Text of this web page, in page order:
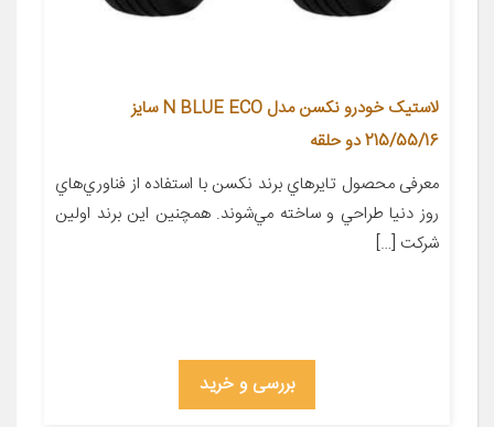
لاستیک خودرو نکسن مدل N BLUE ECO سایز
215/55/16 دو حلقه
معرفی محصول تايرهاي برند نکسن با استفاده از فناوري‌هاي
روز دنيا طراحي و ساخته مي‌شوند. همچنين اين برند اولين
شرکت […]
بررسی و خرید